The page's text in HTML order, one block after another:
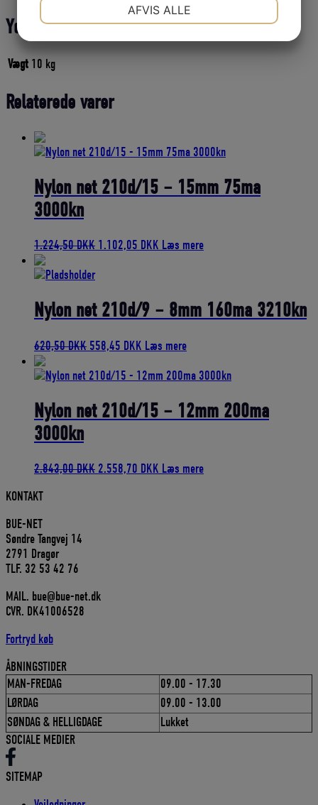
Yderligere information
Vægt 10 kg
Relaterede varer
Nylon net 210d/15 – 15mm 75ma
3000kn
1.224,50DKK Den
1.224,50 DKK.
1.102,05 DKK Den
1.102,05 DKK.
Læs mere
Nylon net 210d/9 – 8mm 160ma 3210kn
620,50DKK Den
pris
620,50 DKK.
558,45 DKK Den
pris
558,45 DKK.
Læs mere
Nylon net 210d/15 – 12mm 200ma
3000kn
2.843,00DKK Den
2.558,70 DKK Den
Læs mere
KONTAKT
BUE-NET
Søndre Tangvej 14
2791 Dragør
TLF. 32 53 42 76
MAIL. bue@bue-net.dk
CVR. DK41006528
Fortryd køb
ÅBNINGSTIDER
MAN-FREDAG
09.00 - 17.30
LØRDAG
09.00 - 13.00
SØNDAG & HELLIGDAGE
Lukket
SOCIALE MEDIER
SITEMAP
AFVIS ALLE